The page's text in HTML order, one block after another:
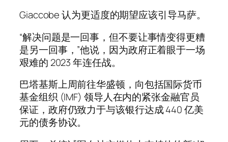
Giaccobe 认为更适度的期望应该引导马萨。
“解决问题是一回事，但不要让事情变得更糟
是另一回事，”他说，因为政府正着眼于一场
艰难的 2023 年连任战。
巴塔基斯上周前往华盛顿，向包括国际货币
基金组织 (IMF) 领导人在内的紧张金融官员
保证，政府仍致力于与该银行达成 440 亿美
元的债务协议。